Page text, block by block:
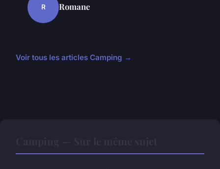
R Romane
Voir tous les articles Camping →